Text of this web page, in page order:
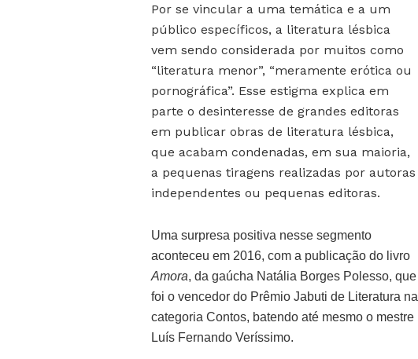
Por se vincular a uma temática e a um
público específicos, a literatura lésbica
vem sendo considerada por muitos como
“literatura menor”, “meramente erótica ou
pornográfica”. Esse estigma explica em
parte o desinteresse de grandes editoras
em publicar obras de literatura lésbica,
que acabam condenadas, em sua maioria,
a pequenas tiragens realizadas por autoras
independentes ou pequenas editoras.
Uma surpresa positiva nesse segmento
aconteceu em 2016, com a publicação do livro
Amora, da gaúcha Natália Borges Polesso, que
foi o vencedor do Prêmio Jabuti de Literatura na
categoria Contos, batendo até mesmo o mestre
Luís Fernando Veríssimo.